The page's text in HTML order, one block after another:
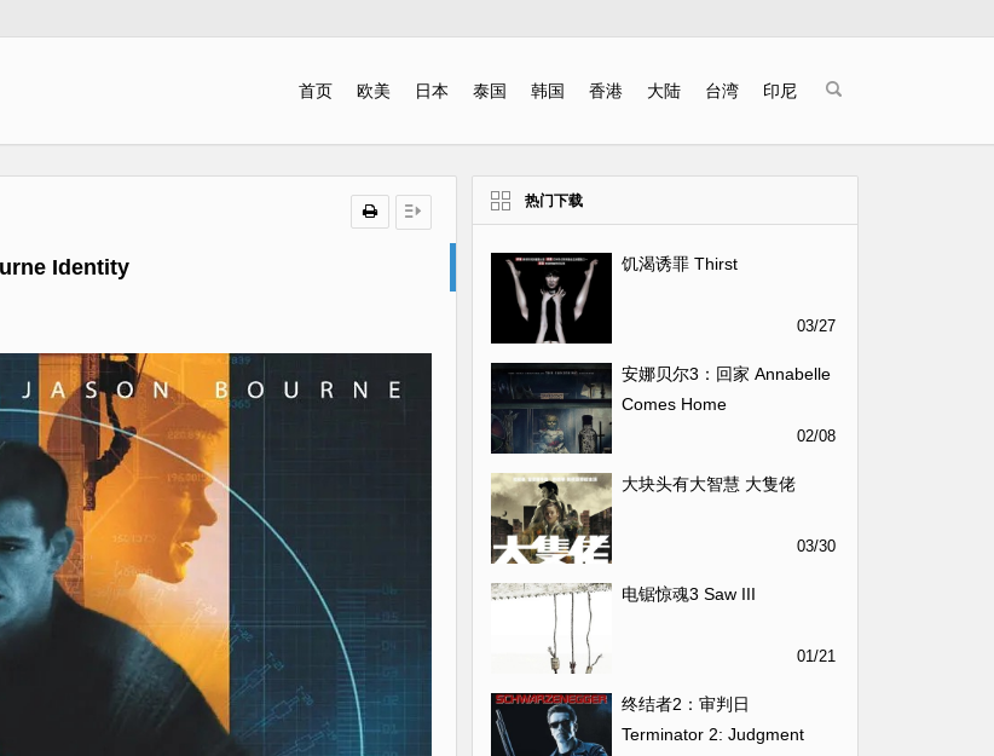
首页 欧美 日本 泰国 韩国 香港 大陆 台湾 印尼
Identity
热门下载
饥渴诱罪 Thirst
03/27
安娜贝尔3：回家 Annabelle
Comes Home
02/08
大块头有大智慧 大隻佬
03/30
电锯惊魂3 Saw III
01/21
终结者2：审判日
Terminator 2: Judgment